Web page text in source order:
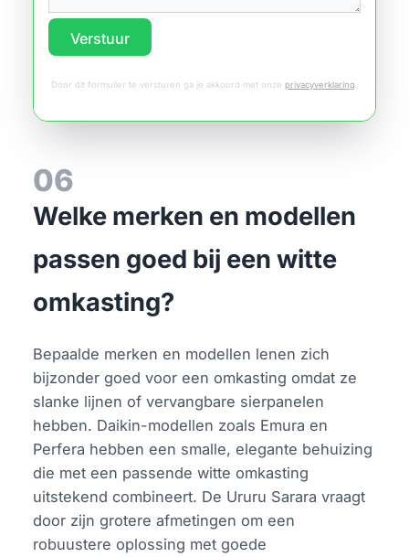
Verstuur
Door dit formulier te versturen ga je akkoord met onze privacyverklaring
06
Welke merken en modellen
passen goed bij een witte
omkasting?
Bepaalde merken en modellen lenen zich
bijzonder goed voor een omkasting omdat ze
slanke lijnen of vervangbare sierpanelen
hebben. Daikin-modellen zoals Emura en
Perfera hebben een smalle, elegante behuizing
die met een passende witte omkasting
uitstekend combineert. De Ururu Sarara vraagt
door zijn grotere afmetingen om een
robuustere oplossing met goede